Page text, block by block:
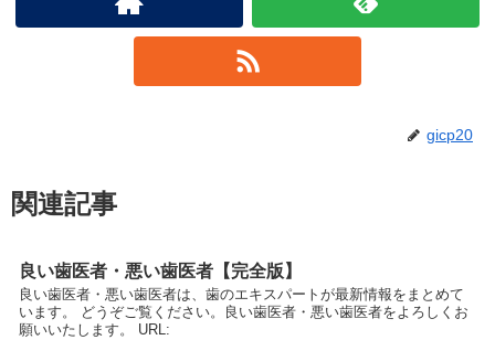
gicp20
関連記事
良い歯医者・悪い歯医者【完全版】
良い歯医者・悪い歯医者は、歯のエキスパートが最新情報をまとめて
います。 どうぞご覧ください。良い歯医者・悪い歯医者をよろしくお
願いいたします。 URL: